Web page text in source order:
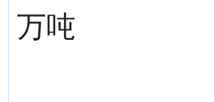
万吨